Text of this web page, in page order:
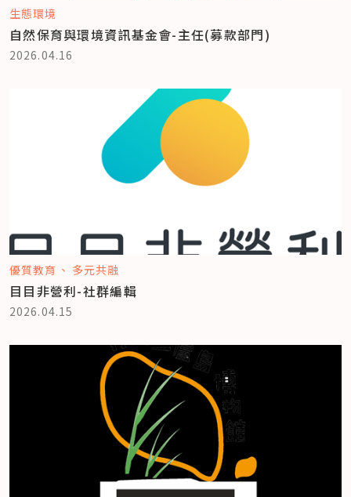
生態環境
自然保育與環境資訊基金會-主任(募款部門)
2026.04.16
優質教育 多元共融
目目非營利-社群編輯
2026.04.15